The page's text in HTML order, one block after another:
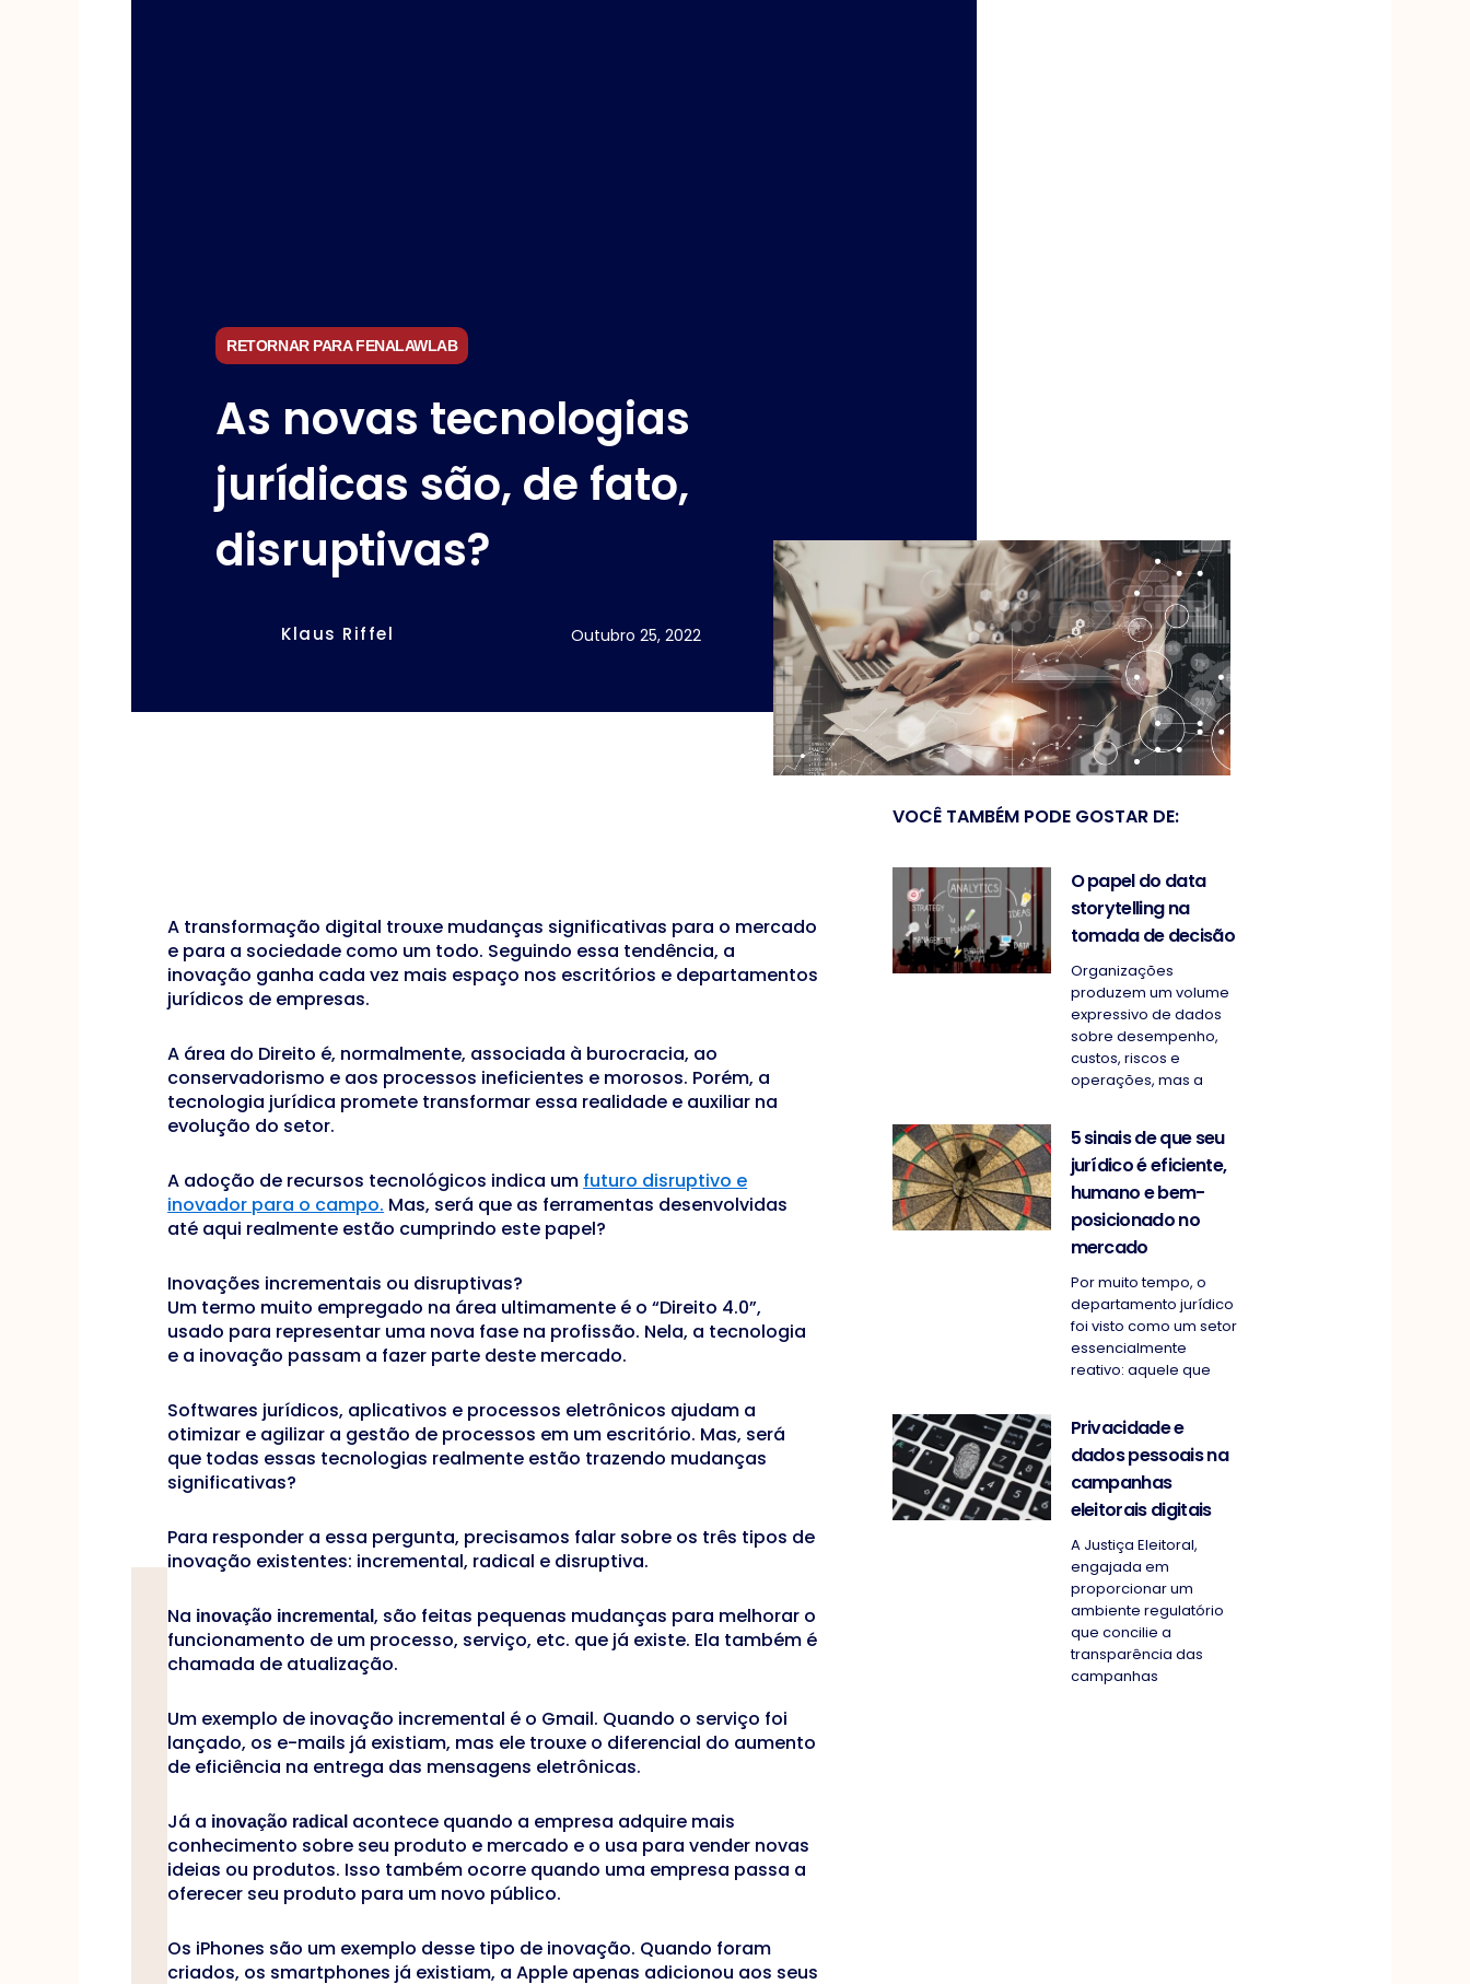
RETORNAR PARA FENALAWLAB
As novas tecnologias
jurídicas são, de fato,
disruptivas?
Klaus Riffel Outubro 25, 2022
A transformação digital trouxe mudanças significativas para o mercado
e para a sociedade como um todo. Seguindo essa tendência, a
inovação ganha cada vez mais espaço nos escritórios e departamentos
jurídicos de empresas.
A área do Direito é, normalmente, associada à burocracia, ao
conservadorismo e aos processos ineficientes e morosos. Porém, a
tecnologia jurídica promete transformar essa realidade e auxiliar na
evolução do setor.
A adoção de recursos tecnológicos indica um futuro disruptivo e
inovador para o campo. Mas, será que as ferramentas desenvolvidas
até aqui realmente estão cumprindo este papel?
Inovações incrementais ou disruptivas?
Um termo muito empregado na área ultimamente é o “Direito 4.0”,
usado para representar uma nova fase na profissão. Nela, a tecnologia
e a inovação passam a fazer parte deste mercado.
Softwares jurídicos, aplicativos e processos eletrônicos ajudam a
otimizar e agilizar a gestão de processos em um escritório. Mas, será
que todas essas tecnologias realmente estão trazendo mudanças
significativas?
Para responder a essa pergunta, precisamos falar sobre os três tipos de
inovação existentes: incremental, radical e disruptiva.
Na inovação incremental , são feitas pequenas mudanças para melhorar o
funcionamento de um processo, serviço, etc. que já existe. Ela também é
chamada de atualização.
Um exemplo de inovação incremental é o Gmail. Quando o serviço foi
lançado, os e-mails já existiam, mas ele trouxe o diferencial do aumento
de eficiência na entrega das mensagens eletrônicas.
Já a inovação radical acontece quando a empresa adquire mais
conhecimento sobre seu produto e mercado e o usa para vender novas
ideias ou produtos. Isso também ocorre quando uma empresa passa a
oferecer seu produto para um novo público.
Os iPhones são um exemplo desse tipo de inovação. Quando foram
criados, os smartphones já existiam, a Apple apenas adicionou aos seus
VOCÊ TAMBÉM PODE GOSTAR DE:
O papel do data
storytelling na
tomada de decisão
Organizações
produzem um volume
expressivo de dados
sobre desempenho,
custos, riscos e
operações, mas a
5 sinais de que seu
jurídico é eficiente,
humano e bem-
posicionado no
mercado
Por muito tempo, o
departamento jurídico
foi visto como um setor
essencialmente
reativo: aquele que
Privacidade e
dados pessoais na
campanhas
eleitorais digitais
A Justiça Eleitoral,
engajada em
proporcionar um
ambiente regulatório
que concilie a
transparência das
campanhas